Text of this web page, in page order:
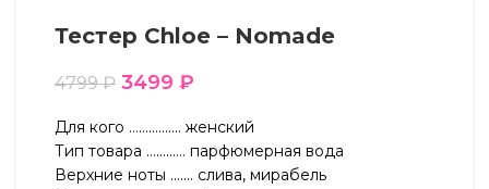
Тестер Chloe – Nomade
4799₽ 3499 ₽
Для кого ……………. женский
Тип товара ………… парфюмерная вода
Верхние ноты ……. слива, мирабель